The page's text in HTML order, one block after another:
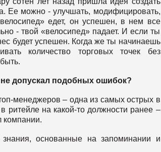
Ее можно - улучшать, модифицировать,
едет, он успешен, в нем все
- твой «велосипед» падает. И если ты
будет успешен. Когда же ты начинаешь
количество торговых точек без
допускал подобных ошибок?
менеджеров – одна из самых острых в
ритейле на какой-то должности ранее –
компании.
основанные на запоминании и